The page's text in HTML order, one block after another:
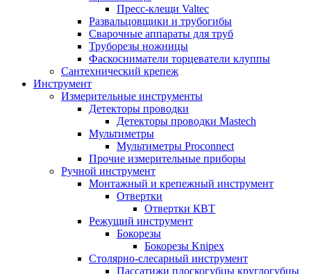
Пресс-клещи Valtec
Развальцовщики и трубогибы
Сварочные аппараты для труб
Труборезы ножницы
Фаскосниматели торцеватели клуппы
Сантехнический крепеж
Инструмент
Измерительные инструменты
Детекторы проводки
Детекторы проводки Mastech
Мультиметры
Мультиметры Proconnect
Прочие измерительные приборы
Ручной инструмент
Монтажный и крепежный инструмент
Отвертки
Отвертки КВТ
Режущий инструмент
Бокорезы
Бокорезы Knipex
Столярно-слесарный инструмент
Пассатижи плоскогубцы круглогубцы